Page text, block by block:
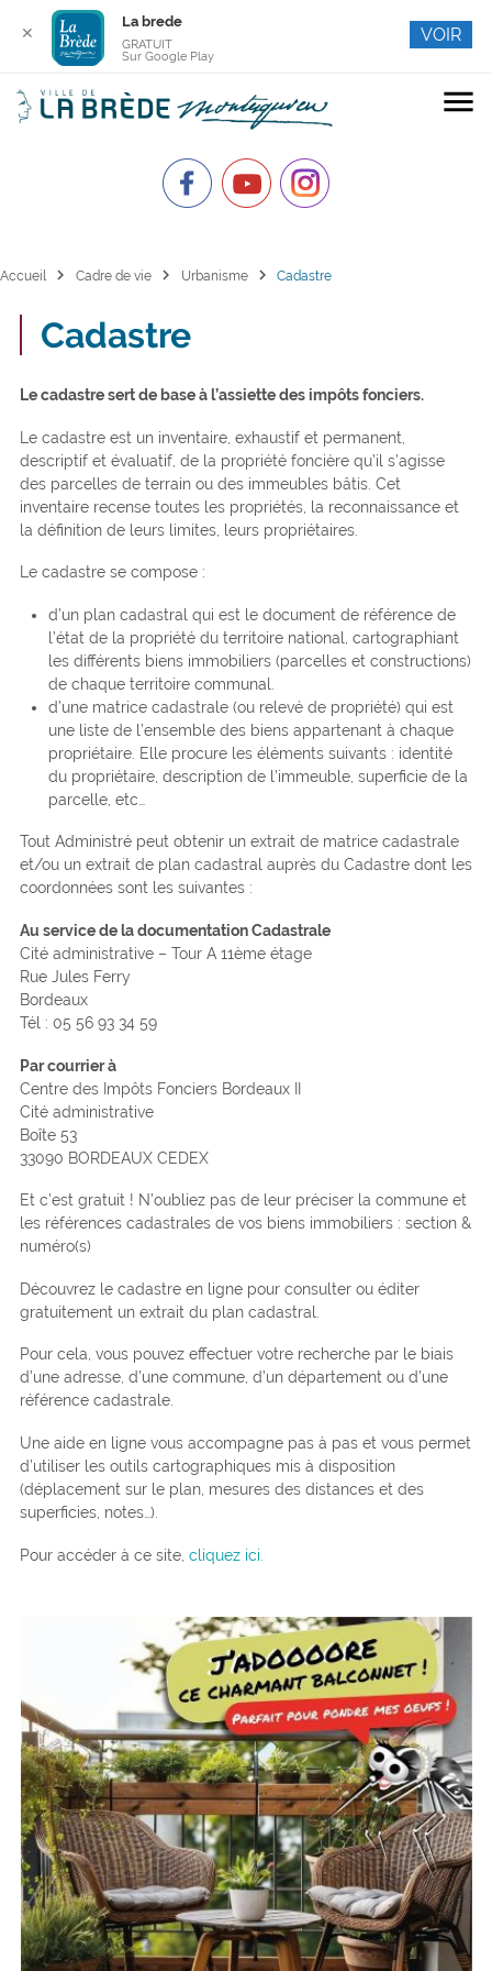
menu
Accueil chevron_right Cadre de vie chevron_right Urbanisme chevron_right Cadastre
Cadastre
Le cadastre sert de base à l’assiette des impôts fonciers.
Le cadastre est un inventaire, exhaustif et permanent,
descriptif et évaluatif, de la propriété foncière qu’il s’agisse
des parcelles de terrain ou des immeubles bâtis. Cet
inventaire recense toutes les propriétés, la reconnaissance et
la définition de leurs limites, leurs propriétaires.
Le cadastre se compose :
d’un plan cadastral qui est le document de référence de
l’état de la propriété du territoire national, cartographiant
les différents biens immobiliers (parcelles et constructions)
de chaque territoire communal.
d’une matrice cadastrale (ou relevé de propriété) qui est
une liste de l’ensemble des biens appartenant à chaque
propriétaire. Elle procure les éléments suivants : identité
du propriétaire, description de l’immeuble, superficie de la
parcelle, etc…
Tout Administré peut obtenir un extrait de matrice cadastrale
et/ou un extrait de plan cadastral auprès du Cadastre dont les
coordonnées sont les suivantes :
Au service de la documentation Cadastrale
Cité administrative – Tour A 11ème étage
Rue Jules Ferry
Bordeaux
Tél : 05 56 93 34 59
Par courrier à
Centre des Impôts Fonciers Bordeaux II
Cité administrative
Boîte 53
33090 BORDEAUX CEDEX
Et c’est gratuit ! N’oubliez pas de leur préciser la commune et
les références cadastrales de vos biens immobiliers : section &
numéro(s)
Découvrez le cadastre en ligne pour consulter ou éditer
gratuitement un extrait du plan cadastral.
Pour cela, vous pouvez effectuer votre recherche par le biais
d’une adresse, d’une commune, d’un département ou d’une
référence cadastrale.
Une aide en ligne vous accompagne pas à pas et vous permet
d’utiliser les outils cartographiques mis à disposition
(déplacement sur le plan, mesures des distances et des
superficies, notes…).
Pour accéder à ce site, cliquez ici.
✕
La brede
GRATUIT
Sur Google Play
VOIR